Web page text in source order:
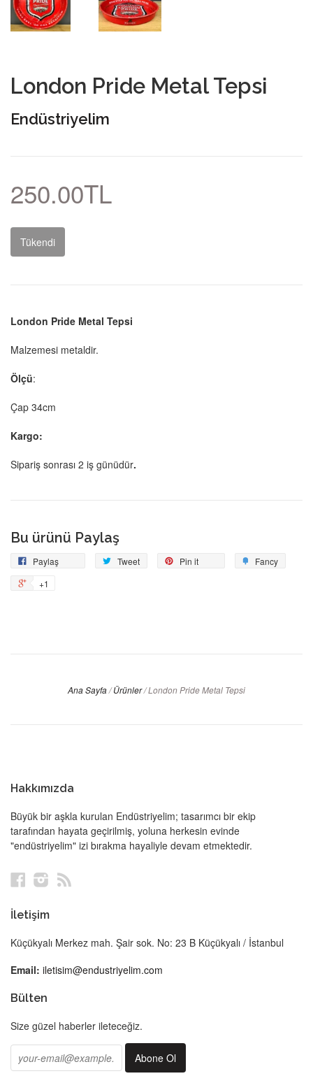
London Pride Metal Tepsi
Endüstriyelim
250.00TL
Tükendi
London Pride Metal Tepsi
Malzemesi metaldir.
Ölçü:
Çap 34cm
Kargo:
Sipariş sonrası 2 iş günüdür.
Bu ürünü Paylaş
Paylaş
Facebook'ta Tweet Tweetle Pin it Fancy
+1
Ana Sayfa/ Ürünler/London Pride Metal Tepsi
Hakkımızda
Büyük bir aşkla kurulan Endüstriyelim; tasarımcı bir ekip
tarafından hayata geçirilmiş, yoluna herkesin evinde
"endüstriyelim" izi bırakma hayaliyle devam etmektedir.
FacebookInstagram
İletişim
Küçükyalı Merkez mah. Şair sok. No: 23 B Küçükyalı / İstanbul
Email: iletisim@endustriyelim.com
Bülten
Size güzel haberler ileteceğiz.